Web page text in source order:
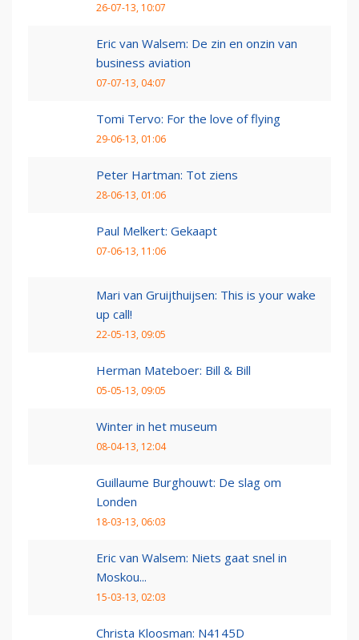
26-07-13, 10:07
Eric van Walsem: De zin en onzin van
business aviation
07-07-13, 04:07
Tomi Tervo: For the love of flying
29-06-13, 01:06
Peter Hartman: Tot ziens
28-06-13, 01:06
Paul Melkert: Gekaapt
07-06-13, 11:06
Mari van Gruijthuijsen: This is your wake
up call!
22-05-13, 09:05
Herman Mateboer: Bill & Bill
05-05-13, 09:05
Winter in het museum
08-04-13, 12:04
Guillaume Burghouwt: De slag om
Londen
18-03-13, 06:03
Eric van Walsem: Niets gaat snel in
Moskou...
15-03-13, 02:03
Christa Kloosman: N4145D